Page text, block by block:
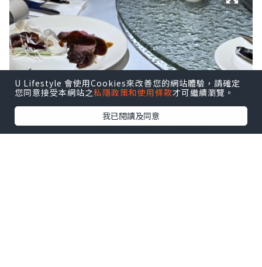
U Lifestyle 會使用Cookies來改善您的網站體驗，請確定
您同意接受本網站之私隱政策和使用條款才可繼續瀏覽。
我已閱讀及同意